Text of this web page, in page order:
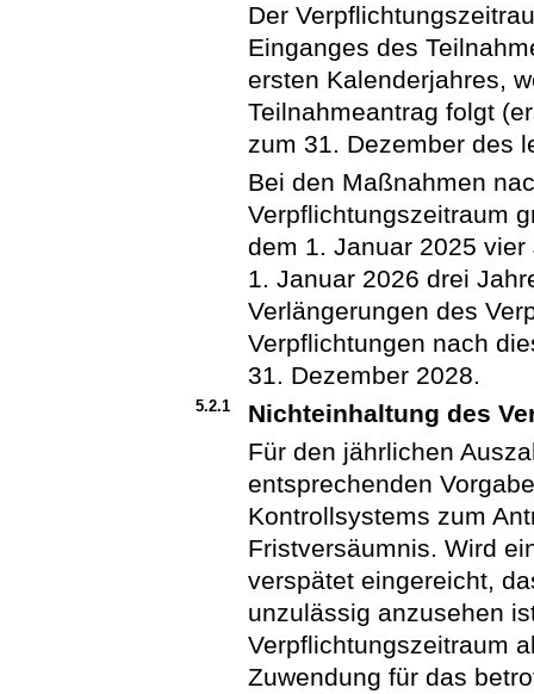
Der
Einganges des
ersten Kalenderjahres,
Teilnahmeantrag folgt
zum 31. Dezember des
Bei den Maßnahmen
Verpflichtungszeitraum
dem 1. Januar 2025
1. Januar 2026 drei
Verlängerungen des
Verpflichtungen nach
31. Dezember 2028.
5.2.1
Nichteinhaltung des
Für den jährlichen
entsprechenden
Kontrollsystems zum
Fristversäumnis. Wird
verspätet eingereicht,
unzulässig anzusehen
Verpflichtungszeitraum
Zuwendung für das